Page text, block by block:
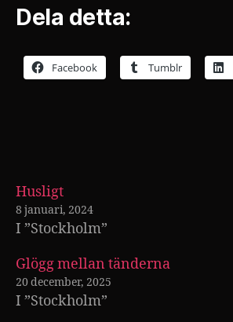
Dela detta:
Facebook Tumblr
Husligt
8 januari, 2024
I ”Stockholm”
Glögg mellan tänderna
20 december, 2025
I ”Stockholm”